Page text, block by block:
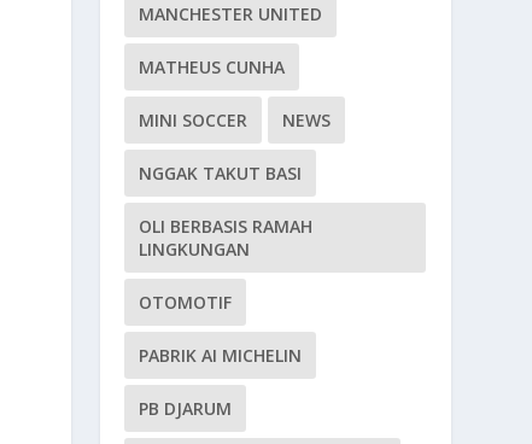
MANCHESTER UNITED
MATHEUS CUNHA
MINI SOCCER NEWS
NGGAK TAKUT BASI
OLI BERBASIS RAMAH
LINGKUNGAN
OTOMOTIF
PABRIK AI MICHELIN
PB DJARUM